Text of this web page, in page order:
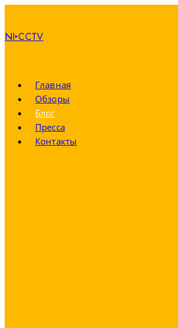
NI‣CCTV
Главная
Обзоры
Блог
Пресса
Контакты